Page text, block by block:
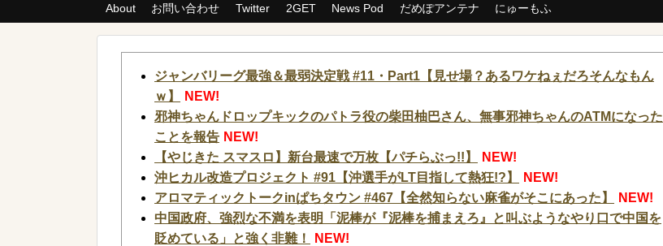
About お問い合わせ Twitter 2GET News Pod だめぽアンテナ にゅーもふ
ジャンバリーグ最強＆最弱決定戦 #11・Part1【見せ場？あるワケねぇだろそんなもん
ｗ】
NEW!
邪神ちゃんドロップキックのパトラ役の柴田柚巴さん、無事邪神ちゃんのATMになった
ことを報告 NEW!
【やじきた スマスロ】新台最速で万枚【パチらぶっ!!】
NEW!
沖ヒカル改造プロジェクト #91【沖選手がLT目指して熱狂!?】
NEW!
アロマティックトークinぱちタウン #467【全然知らない麻雀がそこにあった】
NEW!
中国政府、強烈な不満を表明「泥棒が『泥棒を捕まえろ』と叫ぶようなやり口で中国を
貶めている」と強く非難！
NEW!